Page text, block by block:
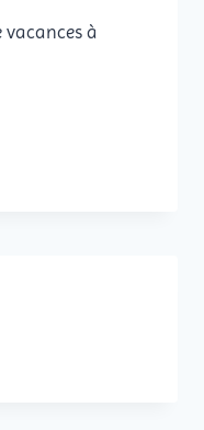
vacances à